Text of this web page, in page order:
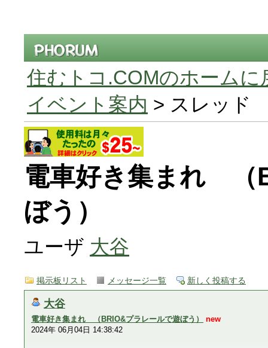
住むトコ.COMのホームに
イベント案内 > スレッド
電車好き集まれ （
ぼう）
ユーザ 大谷
掲示板リスト メッセージ一覧 新しく投稿する
大谷
電車好き集まれ （BRIO&プラレールで遊ぼう）
new
2024年 06月04日 14:38:42